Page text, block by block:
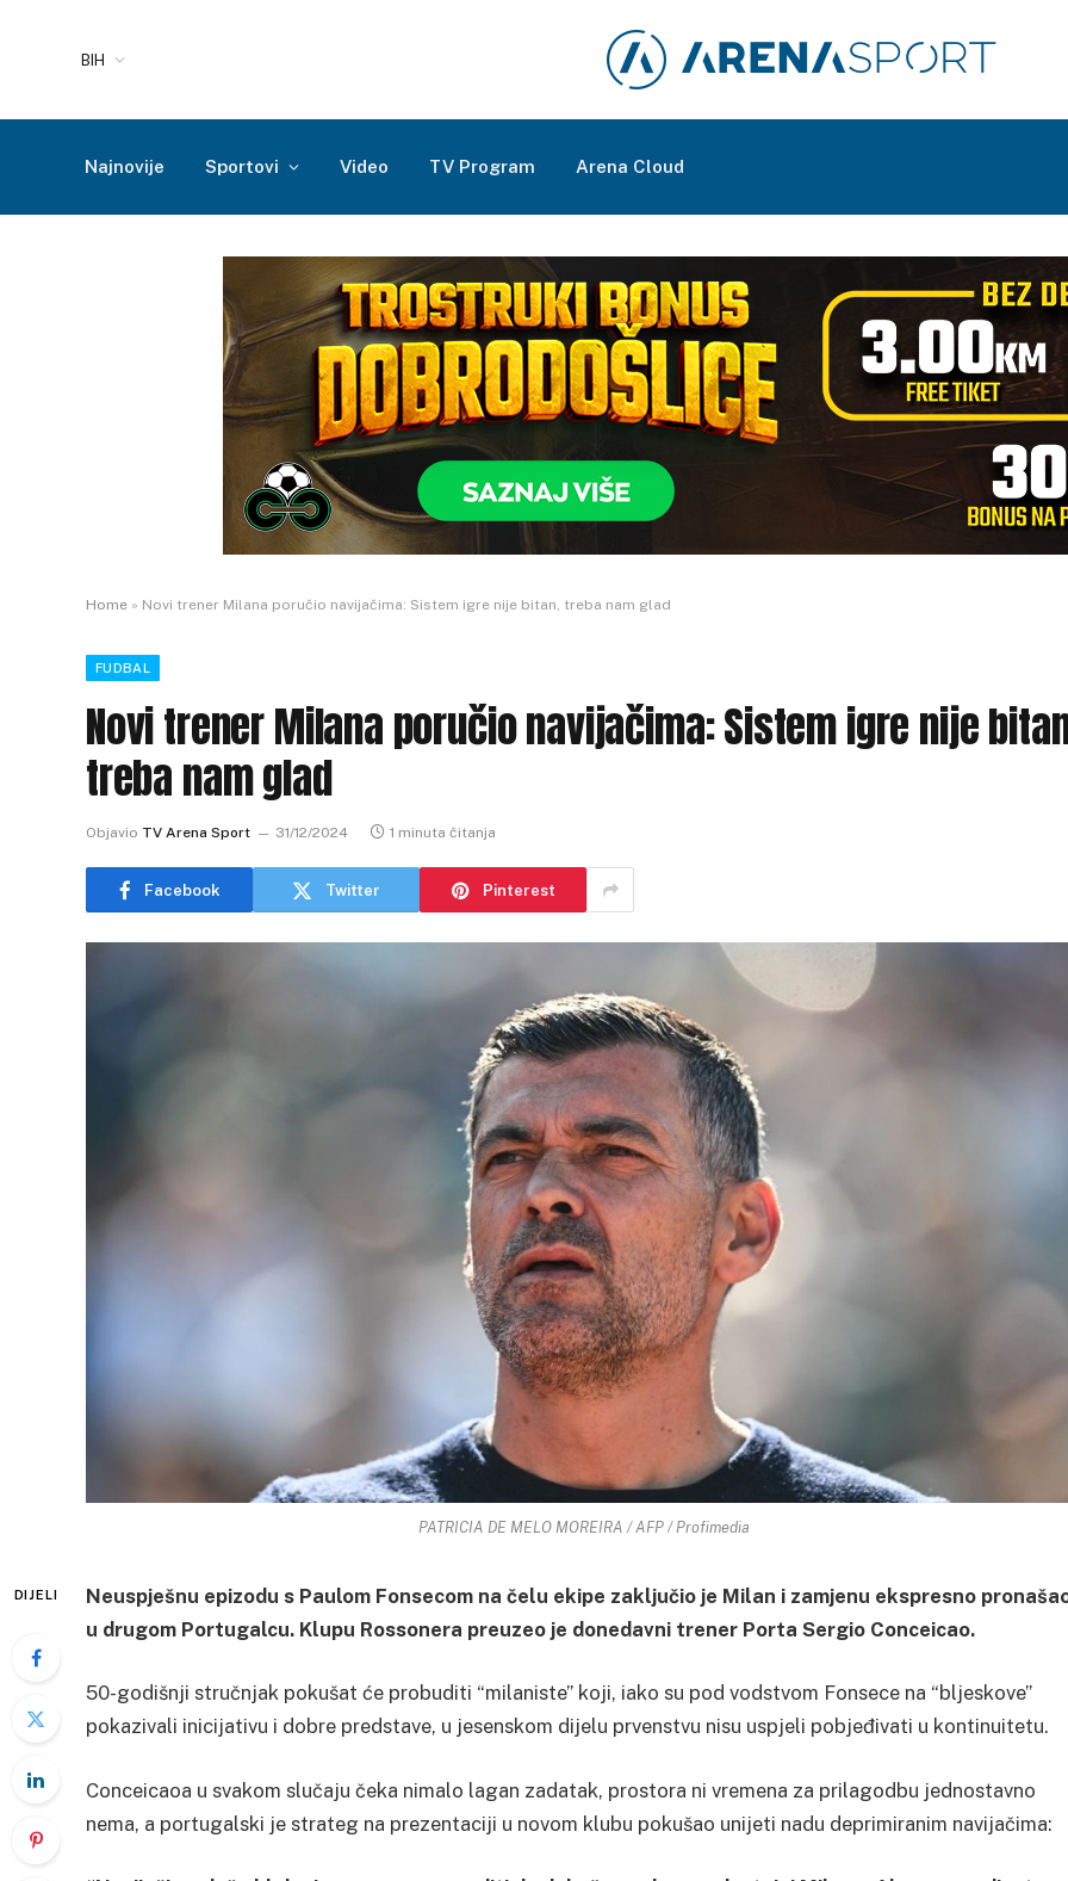
BIH
Najnovije Sportovi Video TV Program Arena Cloud
Home » Novi trener Milana poručio navijačima: Sistem igre nije bitan, treba nam glad
FUDBAL
Novi trener Milana poručio navijačima: Sistem igre nije
treba nam glad
Objavio TV Arena Sport 31/12/2024 1 minuta čitanja
Facebook Twitter Pinterest
PATRICIA DE MELO MOREIRA / AFP / Profimedia
DIJELI
Neuspješnu epizodu s Paulom Fonsecom na čelu ekipe zaključio je Milan i zamjenu ekspresno
u drugom Portugalcu. Klupu Rossonera preuzeo je donedavni trener Porta Sergio Conceicao.
50-godišnji stručnjak pokušat će probuditi “milaniste” koji, iako su pod vodstvom Fonsece na “bljeskove”
pokazivali inicijativu i dobre predstave, u jesenskom dijelu prvenstvu nisu uspjeli pobjeđivati u kontinuitetu.
Conceicaoa u svakom slučaju čeka nimalo lagan zadatak, prostora ni vremena za prilagodbu jednostavno
nema, a portugalski je strateg na prezentaciji u novom klubu pokušao unijeti nadu deprimiranim navijačima: